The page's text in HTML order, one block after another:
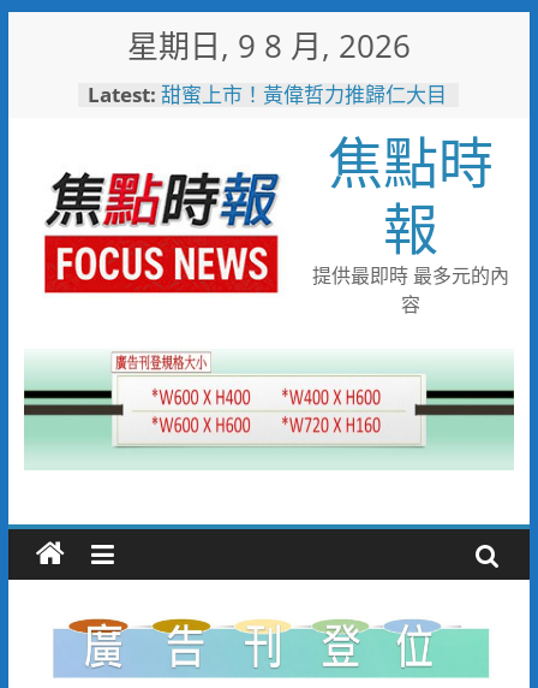
星期日, 9 8 月, 2026
Latest: 起於無心成於熱愛 王貴嬋現代
甜蜜上市！黃偉哲力推歸仁大目
釋迦，邀全民體驗採果樂兼做公
益
臺鐵高雄機廠變身全台最大免費
樂園 陳其邁:保存百年產業記
憶！
「火車醫院」變身親子天堂！高
雄親子遊樂園開幕首日人潮爆棚
大免費園區首日吸三萬人朝聖
輕軌更突破4,000人次
焦點時
報
提供最即時 最多元的內
容